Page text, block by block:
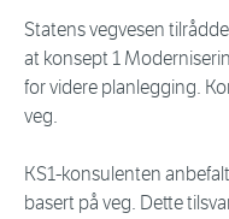
Statens vegvesen tilrådde
at konsept 1
for videre planlegging.
veg.
KS1-konsulenten
basert på veg. Dette